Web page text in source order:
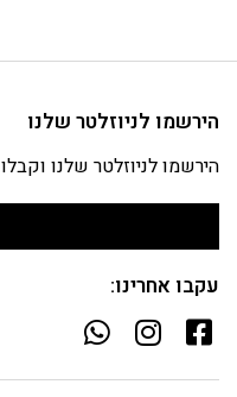
הירשמו לניוזלטר שלנו
הירשמו לניוזלטר שלנו וקבלו
עקבו אחרינו: